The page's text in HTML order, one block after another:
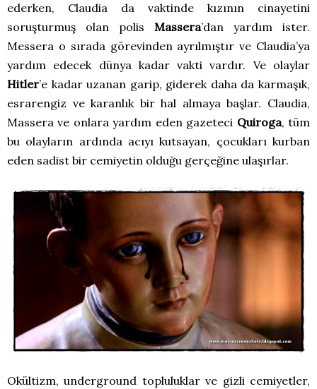
ederken, Claudia da vaktinde kızının cinayetini
soruşturmuş olan polis Massera’dan yardım ister.
Messera o sırada görevinden ayrılmıştır ve Claudia’ya
yardım edecek dünya kadar vakti vardır. Ve olaylar
Hitler’e kadar uzanan garip, giderek daha da karmaşık,
esrarengiz ve karanlık bir hal almaya başlar. Claudia,
Massera ve onlara yardım eden gazeteci Quiroga, tüm
bu olayların ardında acıyı kutsayan, çocukları kurban
eden sadist bir cemiyetin olduğu gerçeğine ulaşırlar.
Okültizm, underground topluluklar ve gizli cemiyetler,